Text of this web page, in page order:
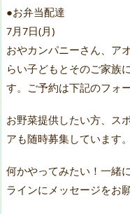
●お弁当配達
7月7日(月)
おやカンパニーさん、ア
らい子どもとそのご家族
す。ご予約は下記のフォ
お野菜提供したい方、ス
アも随時募集しています。
何かやってみたい！一緒
ラインにメッセージをお